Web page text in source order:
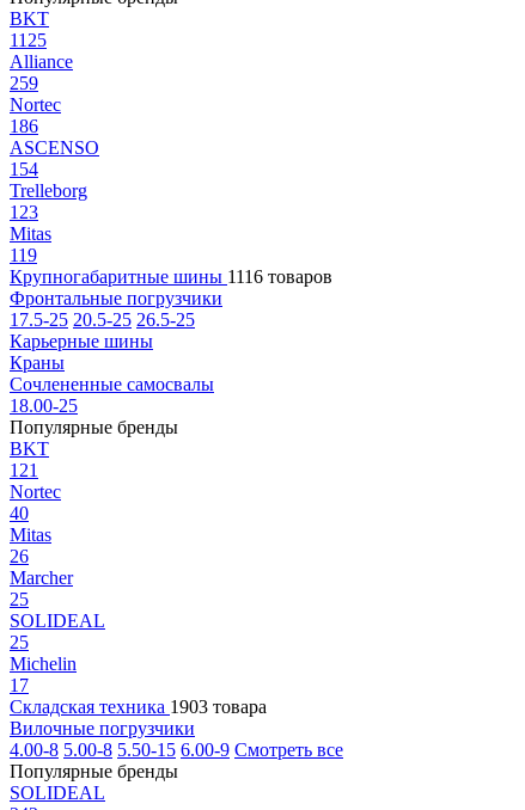
BKT
1125
Alliance
259
Nortec
186
ASCENSO
154
Trelleborg
123
Mitas
119
Крупногабаритные шины 1116 товаров
Фронтальные погрузчики
17.5-25 20.5-25 26.5-25
Карьерные шины
Краны
Сочлененные самосвалы
18.00-25
Популярные бренды
BKT
121
Nortec
40
Mitas
26
Marcher
25
SOLIDEAL
25
Michelin
17
Складская техника 1903 товара
Вилочные погрузчики
4.00-8 5.00-8 5.50-15 6.00-9 Смотреть все
Популярные бренды
SOLIDEAL